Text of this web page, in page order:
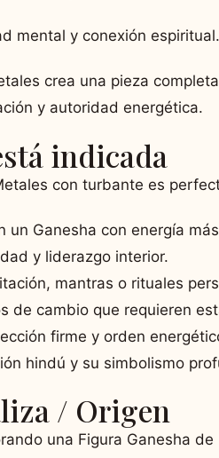
mental y conexión espiritual.
crea una pieza
y autoridad energética.
indicada
con turbante es
un Ganesha con energía
y liderazgo interior.
mantras o rituales
de cambio que requieren
firme y orden
hindú y su simbolismo
/ Origen